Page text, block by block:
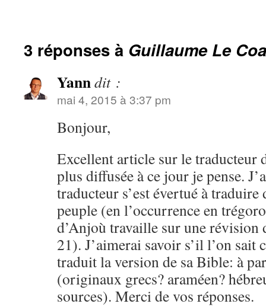
3 réponses à Guillaume Le
Yanndit :
mai 4, 2015 à 3:37 pm
Bonjour,
Excellent article sur le traducteur
plus diffusée à ce jour je pense.
traducteur s’est évertué à traduire
peuple (en l’occurrence en
d’Anjoù travaille sur une révision
21). J’aimerai savoir s’il l’on sait
traduit la version de sa Bible: à
(originaux grecs? araméen?
sources). Merci de vos réponses.